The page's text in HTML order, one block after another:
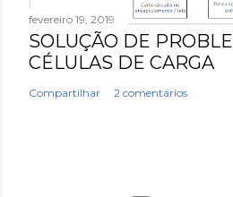
fevereiro 19, 2019
SOLUÇÃO DE
CÉLULAS DE CARGA
Compartilhar 2 comentários